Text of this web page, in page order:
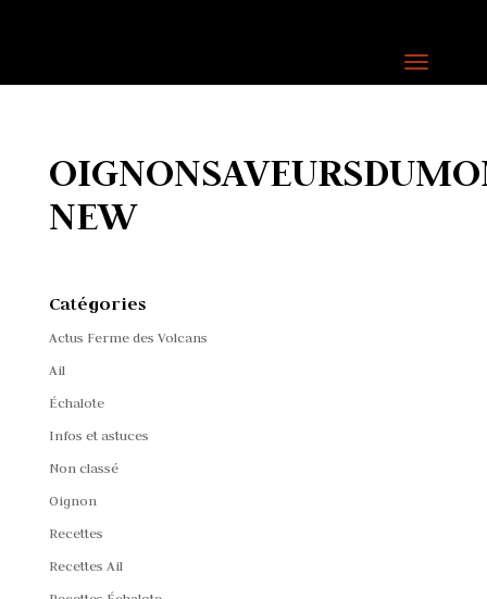
NEW
Catégories
Actus Ferme des Volcans
Ail
Échalote
Infos et astuces
Non classé
Oignon
Recettes
Recettes Ail